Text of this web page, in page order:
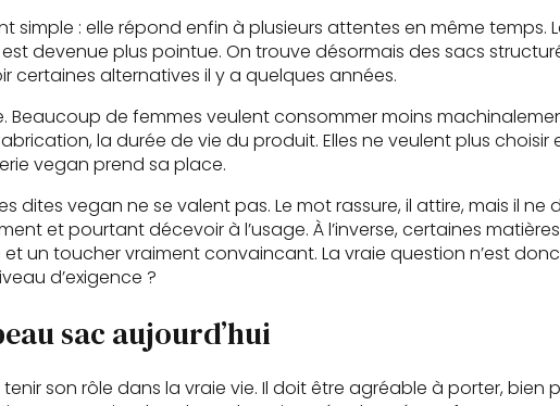
: elle répond enfin à plusieurs attentes en même temps.
devenue plus pointue. On trouve désormais des sacs
certaines alternatives il y a quelques années.
Beaucoup de femmes veulent consommer moins
la durée de vie du produit. Elles ne veulent plus
vegan prend sa place.
dites vegan ne se valent pas. Le mot rassure, il attire, mais il ne
et pourtant décevoir à l’usage. À l’inverse, certaines
un toucher vraiment convaincant. La vraie question n’est
d’exigence ?
sac aujourd’hui
son rôle dans la vraie vie. Il doit être agréable à porter, bien